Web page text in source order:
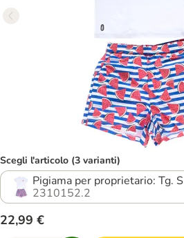
Scegli l'articolo (3 varianti)
Pigiama per proprietario: Tg. S
2310152.2
22,99 €